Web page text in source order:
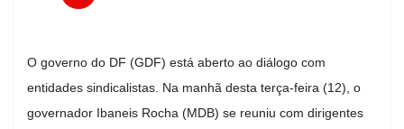
O governo do DF (GDF) está aberto ao diálogo com
entidades sindicalistas. Na manhã desta terça-feira (12), o
governador Ibaneis Rocha (MDB) se reuniu com dirigentes